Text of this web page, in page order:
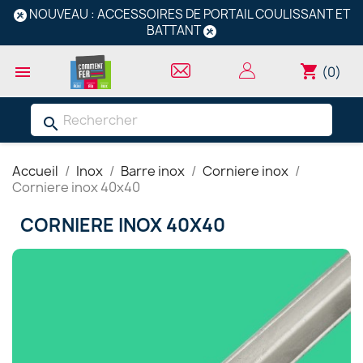
NOUVEAU : ACCESSOIRES DE PORTAIL COULISSANT ET
BATTANT
 shopping_cart (0)
search
Accueil Inox Barre inox
Corniere inox
Corniere inox 40x40
CORNIERE INOX 40X40